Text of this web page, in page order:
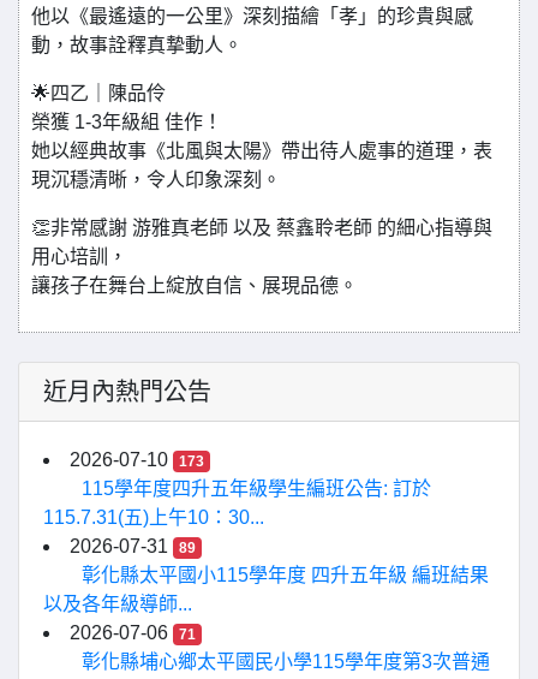
他以《最遙遠的一公里》深刻描繪「孝」的珍貴與感
動，故事詮釋真摯動人。
🌟四乙｜陳品伶
榮獲 1-3年級組 佳作！
她以經典故事《北風與太陽》帶出待人處事的道理，表
現沉穩清晰，令人印象深刻。
👏非常感謝 游雅真老師 以及 蔡鑫聆老師 的細心指導與
用心培訓，
讓孩子在舞台上綻放自信、展現品德。
近月內熱門公告
2026-07-10 173
115學年度四升五年級學生編班公告: 訂於
115.7.31(五)上午10：30...
2026-07-31
89
彰化縣太平國小115學年度 四升五年級 編班結果
以及各年級導師...
2026-07-06
71
彰化縣埔心鄉太平國民小學115學年度第3次普通